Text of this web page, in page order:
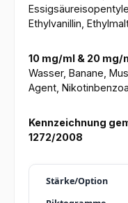
Ethylvanillin,
10 mg/ml & 20 mg/
Wasser, Banane,
Agent,
Kennzeichnung
1272/2008